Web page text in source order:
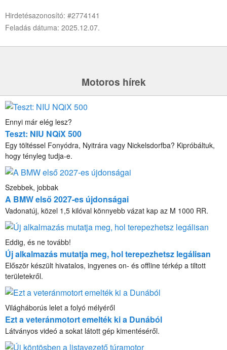
Hirdetésazonosító: #2774141
Feladás dátuma: 2025.12.07.
Motoros hírek
Ennyi már elég lesz?
Teszt: NIU NQiX 500
Egy töltéssel Fonyódra, Nyitrára vagy Nickelsdorfba? Kipróbáltuk,
hogy tényleg tudja-e.
Szebbek, jobbak
A BMW első 2027-es újdonságai
Vadonatúj, közel 1,5 kilóval könnyebb vázat kap az M 1000 RR.
Eddig, és ne tovább!
Új alkalmazás mutatja meg, hol terepezhetsz legálisan
Először készült hivatalos, ingyenes on- és offline térkép a tiltott
területekről.
Világháborús lelet a folyó mélyéről
Ezt a veteránmotort emelték ki a Dunából
Látványos videó a sokat látott gép kimentéséről.